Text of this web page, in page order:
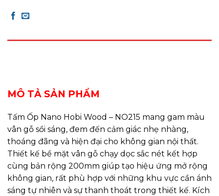
MÔ TẢ SẢN PHẨM
Tấm Ốp Nano Hobi Wood – NO215 mang gam màu
vân gỗ sồi sáng, đem đến cảm giác nhẹ nhàng,
thoáng đãng và hiện đại cho không gian nội thất.
Thiết kế bề mặt vân gỗ chạy dọc sắc nét kết hợp
cùng bản rộng 200mm giúp tạo hiệu ứng mở rộng
không gian, rất phù hợp với những khu vực cần ánh
sáng tự nhiên và sự thanh thoát trong thiết kế. Kích